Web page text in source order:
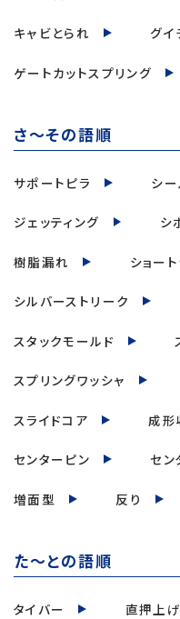
キャビとられ グイ
ゲートカットスプリング
さ～その語順
サポートピラ シ
ジェッティング シ
樹脂漏れ ショー
シルバーストリーク
スタックモールド
スプリングワッシャ
スライドコア 成形
センターピン セン
増面型 反り
た～との語順
タイバー 直押上